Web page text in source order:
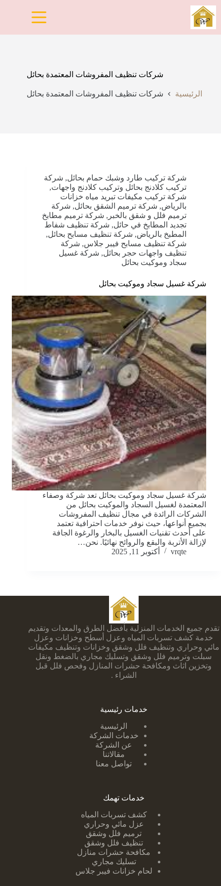
التجاوز
إلى
المحتوى
شركات تنظيف المفروشات المعتمدة بحائل
الرئيسية شركات تنظيف المفروشات المعتمدة بحائل
شركة تركيب طارد وشبك حمام بحائل, شركة
تركيب كلادنج بحائل وتركيب كلادنج واجهات,
شركة تركيب مكيفات تبريد مياه خزانات
بالرياض, شركة ترميم الشقق بحائل, شركة
ترميم فلل و شقق بالخبر , شركة ترميم مطابخ
تجديد المطابخ في حائل, شركة تنظيف شفاط
المطبخ بالرياض, شركة تنظيف مسابح بحائل,
شركة تنظيف مسابح فيبر جلاس, شركة
تنظيف واجهات حجر بحائل, شركة غسيل
سجاد وموكيت بحائل
شركة غسيل سجاد وموكيت بحائل
شركة غسيل سجاد وموكيت بحائل تعد شركة وصفاء
المعتمدة لغسيل السجاد والموكيت بحائل من
الشركات الرائدة في مجال تنظيف المفروشات
بجميع أنواعها، حيث نوفر خدمات احترافية تعتمد
على أحدث تقنيات الغسيل بالبخار والرغوة الجافة
لإزالة الأتربة والبقع والروائح نهائيًا. نحن…
vrqte
أكتوبر 11, 2025
تقدم جميع الخدمات المنزلية بأفضل الطرق والمعدات وتقديم
خدمة كشف تسربات المياه وعزل أسطح وخزانات وعزل
مائي وحراري وتنظيف فلل وشقق وخزانات وتنظيف مكيفات
سبلت وترميم فلل وشقق وتسليك مجاري بالضغط ونقل
وتخزين اثاث ومكافحة حشرات المنازل وفحص فلل قبل
الشراء .
خدمات رئيسية
الرئيسية
خدمات الشركة
عن الشركة
مقالاتنا
تواصل معنا
خدمات تهمك
كشف تسربات ا لمياه
عزل مائي وحراري
ترميم فلل وشقق
تنظيف فلل وشقق
مكافحة حشرات منازل
تسليك مجاري
لحام خزانات فيبر جلاس